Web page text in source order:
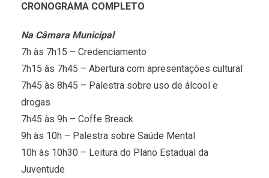
CRONOGRAMA COMPLETO
Na Câmara Municipal
7h às 7h15 – Credenciamento
7h15 às 7h45 – Abertura com apresentações cultural
7h45 às 8h45 – Palestra sobre uso de álcool e
drogas
7h45 às 9h – Coffe Breack
9h às 10h – Palestra sobre Saúde Mental
10h às 10h30 – Leitura do Plano Estadual da
Juventude